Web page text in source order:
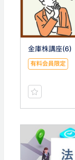
金庫株講座(6)
有料会員限定